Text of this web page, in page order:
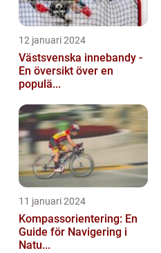
12 januari 2024
Västsvenska innebandy -
En översikt över en
populä...
11 januari 2024
Kompassorientering: En
Guide för Navigering i
Natu...